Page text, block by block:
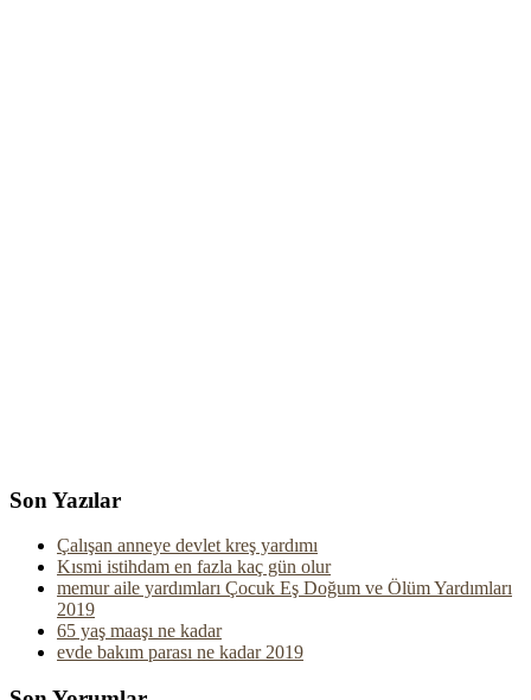
Son Yazılar
Çalışan anneye devlet kreş yardımı
Kısmi istihdam en fazla kaç gün olur
memur aile yardımları Çocuk Eş Doğum ve Ölüm Yardımları
2019
65 yaş maaşı ne kadar
evde bakım parası ne kadar 2019